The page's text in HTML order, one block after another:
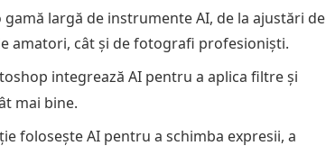
largă de instrumente AI, de la ajustări de
amatori, cât și de fotografi profesioniști.
integrează AI pentru a aplica filtre și
mai bine.
folosește AI pentru a schimba expresii, a